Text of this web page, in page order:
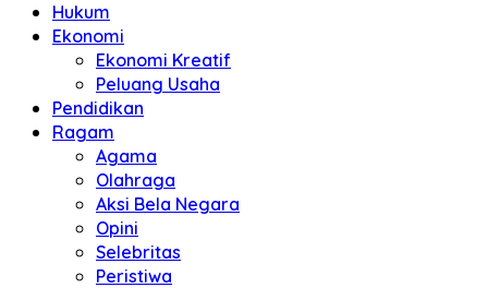
Hukum
Ekonomi
Ekonomi Kreatif
Peluang Usaha
Pendidikan
Ragam
Agama
Olahraga
Aksi Bela Negara
Opini
Selebritas
Peristiwa